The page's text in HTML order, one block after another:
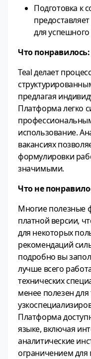
Подготовка к
для
Что понравилось:
Teal делает
предлагая
Платформа легко
использование.
вакансиях
формулировки
значимыми.
Что не
Многие полезные
платной версии,
для некоторых
рекомендаций
подробно вы
лучше всего
технических
менее полезен
Платформа
языке, включая
аналитические
ограничением для